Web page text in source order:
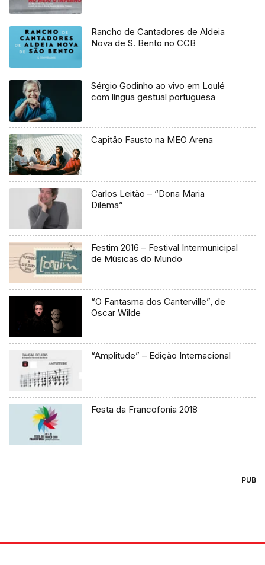
Rancho de Cantadores de Aldeia
Nova de S. Bento no CCB
Sérgio Godinho ao vivo em Loulé
com língua gestual portuguesa
Capitão Fausto na MEO Arena
Carlos Leitão – “Dona Maria
Dilema”
Festim 2016 – Festival Intermunicipal
de Músicas do Mundo
“O Fantasma dos Canterville”, de
Oscar Wilde
“Amplitude” – Edição Internacional
Festa da Francofonia 2018
PUB